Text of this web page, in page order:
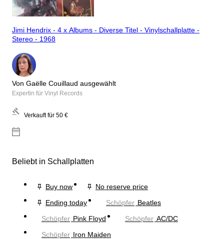
Jimi Hendrix - 4 x Albums - Diverse Titel - Vinylschallplatte -
Stereo - 1968
Von Gaëlle Couillaud ausgewählt
Expertin für Vinyl Records
Verkauft für 50 €
Beliebt in Schallplatten
Buy now
No reserve price
Ending today
Schöpfer Beatles
Schöpfer Pink Floyd Schöpfer AC/DC
Schöpfer Iron Maiden